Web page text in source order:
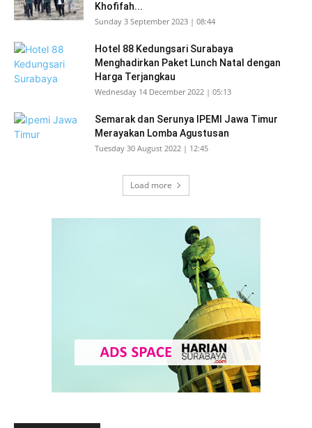
Khofifah...
Sunday 3 September 2023 | 08:44
Hotel 88 Kedungsari Surabaya
Menghadirkan Paket Lunch Natal dengan
Harga Terjangkau
Wednesday 14 December 2022 | 05:13
Semarak dan Serunya IPEMI Jawa Timur
Merayakan Lomba Agustusan
Tuesday 30 August 2022 | 12:45
Load more